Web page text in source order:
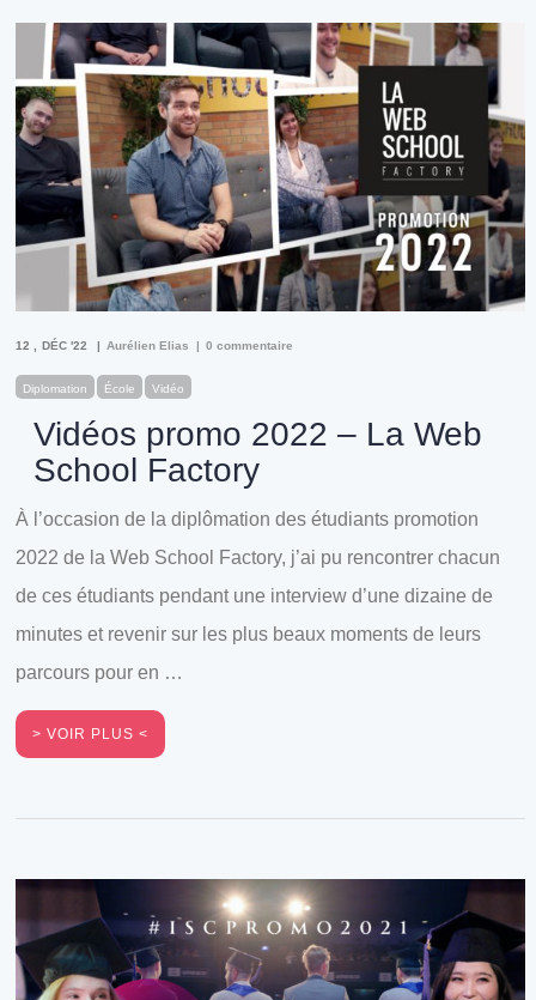
12 DÉC '22 Aurélien Elias 0 commentaire
Diplomation École Vidéo
Vidéos promo 2022 – La Web
School Factory
À l’occasion de la diplômation des étudiants promotion
2022 de la Web School Factory, j’ai pu rencontrer chacun
de ces étudiants pendant une interview d’une dizaine de
minutes et revenir sur les plus beaux moments de leurs
parcours pour en …
VOIR PLUS